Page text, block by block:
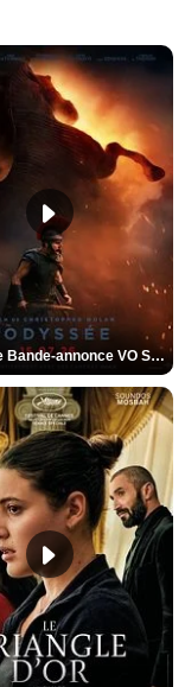
L'Odyssée Bande-annonce VO STFR